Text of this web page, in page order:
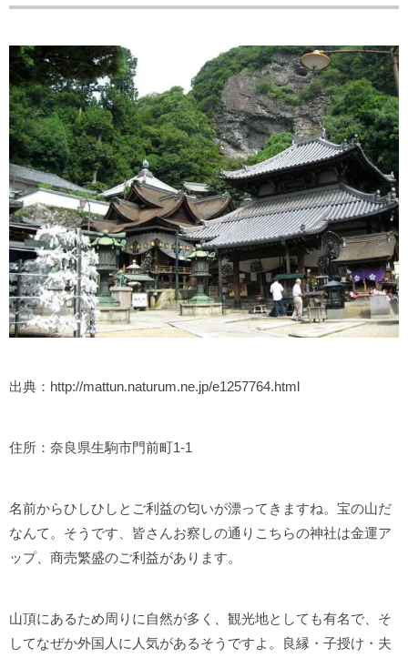
出典：http://mattun.naturum.ne.jp/e1257764.html
住所：奈良県生駒市門前町1-1
名前からひしひしとご利益の匂いが漂ってきますね。宝の山だ
なんて。そうです、皆さんお察しの通りこちらの神社は金運ア
ップ、商売繁盛のご利益があります。
山頂にあるため周りに自然が多く、観光地としても有名で、そ
してなぜか外国人に人気があるそうですよ。良縁・子授け・夫